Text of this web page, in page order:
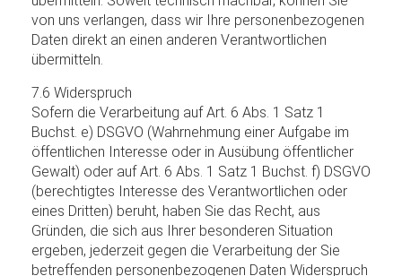
von uns verlangen, dass wir Ihre personenbezogenen
Daten direkt an einen anderen Verantwortlichen
übermitteln.
7.6 Widerspruch
Sofern die Verarbeitung auf Art. 6 Abs. 1 Satz 1
Buchst. e) DSGVO (Wahrnehmung einer Aufgabe im
öffentlichen Interesse oder in Ausübung öffentlicher
Gewalt) oder auf Art. 6 Abs. 1 Satz 1 Buchst. f) DSGVO
(berechtigtes Interesse des Verantwortlichen oder
eines Dritten) beruht, haben Sie das Recht, aus
Gründen, die sich aus Ihrer besonderen Situation
ergeben, jederzeit gegen die Verarbeitung der Sie
betreffenden personenbezogenen Daten Widerspruch